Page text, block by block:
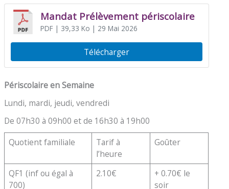
Mandat Prélèvement périscolaire
PDF| 39,33 Ko | 29 Mai 2026
Télécharger
Périscolaire en Semaine
Lundi, mardi, jeudi, vendredi
De 07h30 à 09h00 et de 16h30 à 19h00
Quotient familiale
Tarif à
l’heure
Goûter
QF1 (inf ou égal à
700)
2.10€
+ 0.70€ le
soir